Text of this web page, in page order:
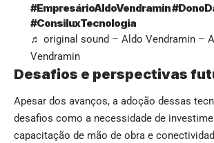
#EmpresárioAldoVendramin
#ConsiluxTecnologia
♬ original sound – Aldo Vendramin –
Vendramin
Desafios e perspectivas
Apesar dos avanços, a adoção dessas
desafios como a necessidade de
capacitação de mão de obra e